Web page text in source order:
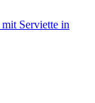
mit Serviette in